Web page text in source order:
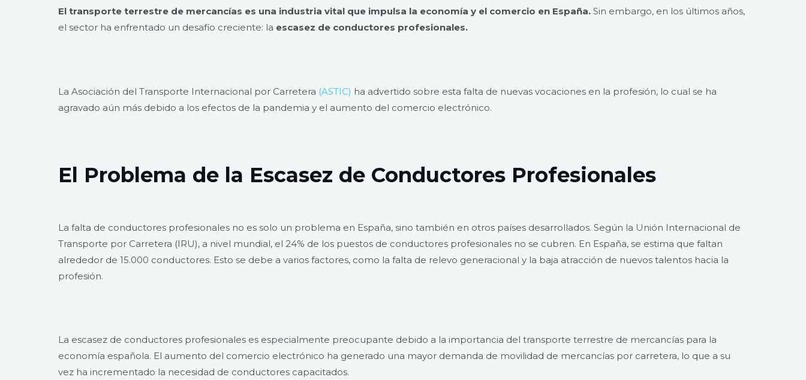
El transporte terrestre de mercancías es una industria vital que impulsa la economía y el comercio en España. Sin embargo, en los últimos años,
el sector ha enfrentado un desafío creciente: la escasez de conductores profesionales.
La Asociación del Transporte Internacional por Carretera (ASTIC) ha advertido sobre esta falta de nuevas vocaciones en la profesión, lo cual se ha
agravado aún más debido a los efectos de la pandemia y el aumento del comercio electrónico.
El Problema de la Escasez de Conductores Profesionales
La falta de conductores profesionales no es solo un problema en España, sino también en otros países desarrollados. Según la Unión Internacional de
Transporte por Carretera (IRU), a nivel mundial, el 24% de los puestos de conductores profesionales no se cubren. En España, se estima que faltan
alrededor de 15.000 conductores. Esto se debe a varios factores, como la falta de relevo generacional y la baja atracción de nuevos talentos hacia la
profesión.
La escasez de conductores profesionales es especialmente preocupante debido a la importancia del transporte terrestre de mercancías para la
economía española. El aumento del comercio electrónico ha generado una mayor demanda de movilidad de mercancías por carretera, lo que a su
vez ha incrementado la necesidad de conductores capacitados.